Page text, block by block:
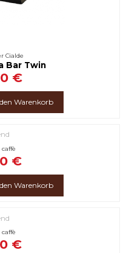
Cialde
Bar Twin
€
Warenkorb
caffè
€
Warenkorb
caffè
€